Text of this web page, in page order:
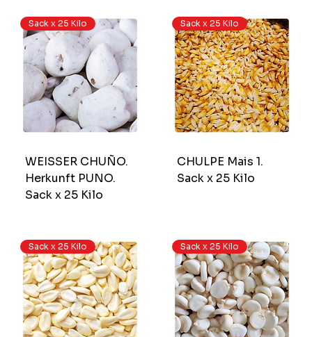
Sack x 25 Kilo
WEISSER CHUÑO.
Herkunft PUNO.
Sack x 25 Kilo
Sack x 25 Kilo
CHULPE Mais 1.
Sack x 25 Kilo
Sack x 25 Kilo Sack x 25 Kilo